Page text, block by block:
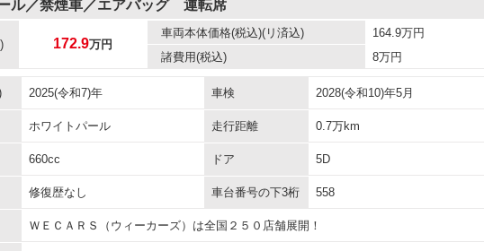
ル／禁煙車／エアバッグ 運転席
172.9万円
車両本体価格(税込)(リ済込) 164.9万円
諸費用(税込) 8万円
2025(令和7)年 車検 2028(令和10)年5月
ホワイトパール 走行距離 0.7万km
660cc ドア 5D
修復歴なし 車台番号の下3桁 558
ＷＥＣＡＲＳ（ウィーカーズ）は全国２５０店舗展開！